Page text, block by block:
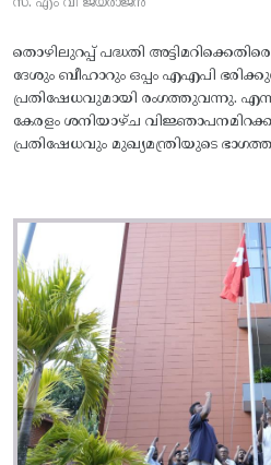
സ. എം വി ജയരാജൻ
തൊഴിലുറപ്പ് പദ്ധതി
ദേശും ബീഹാറും ഒപ്പം എഎപി
പ്രതിഷേധവുമായി രംഗത്തുവന്നു.
കേരളം ശനിയാഴ്ച
പ്രതിഷേധവും മുഖ്യമന്ത്രിയുടെ